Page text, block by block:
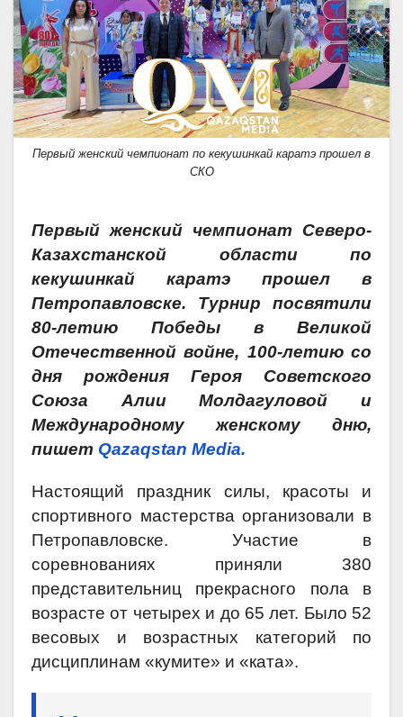
Первый женский чемпионат по кекушинкай каратэ прошел в
СКО
Первый женский чемпионат Северо-
Казахстанской области по
кекушинкай каратэ прошел в
Петропавловске. Турнир посвятили
80-летию Победы в Великой
Отечественной войне, 100-летию со
дня рождения Героя Советского
Союза Алии Молдагуловой и
Международному женскому дню,
пишет Qazaqstan Media.
Настоящий праздник силы, красоты и
спортивного мастерства организовали в
Петропавловске. Участие в
соревнованиях приняли 380
представительниц прекрасного пола в
возрасте от четырех и до 65 лет. Было 52
весовых и возрастных категорий по
дисциплинам «кумите» и «ката».